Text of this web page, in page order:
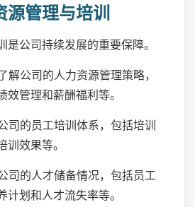
源管理与培训
是公司持续发展的重要保障。
解公司的人力资源管理策略，
管理和薪酬福利等。
司的员工培训体系，包括培训
效果等。
司的人才储备情况，包括员工
划和人才流失率等。